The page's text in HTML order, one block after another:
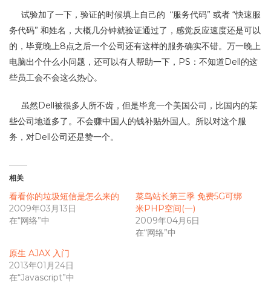
试验加了一下，验证的时候填上自己的 “服务代码” 或者 “快速服
务代码” 和姓名，大概几分钟就验证通过了，感觉反应速度还是可以
的，毕竟晚上8点之后一个公司还有这样的服务确实不错。万一晚上
电脑出个什么小问题，还可以有人帮助一下，PS：不知道Dell的这
些员工会不会这么热心。
虽然Dell被很多人所不齿，但是毕竟一个美国公司，比国内的某
些公司地道多了。不会赚中国人的钱补贴外国人。所以对这个服
务，对Dell公司还是赞一个。
相关
看看你的垃圾短信是怎么来的
2009年03月13日
在“网络”中
菜鸟站长第三季 免费5G可绑
米PHP空间(一)
2009年04月6日
在“网络”中
原生 AJAX 入门
2013年01月24日
在“Javascript”中